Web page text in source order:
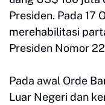
Presiden. Pada 17
merehabilitasi
Presiden Nomor
Pada awal Orde
Luar Negeri dan